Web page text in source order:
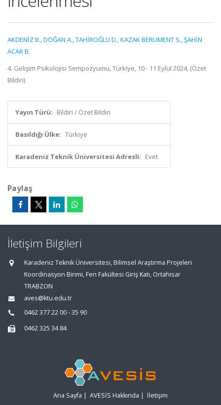
AKDENİZ B.,DOĞAN A.,TAHİROĞLU D.,KAZAK BERUMENT S.,ŞAHİN
ACAR B.
4. Gelişim Psikolojisi Sempozyumu, Türkiye, 10 - 11 Eylül 2024, (Özet
Bildiri)
Yayın Türü: Bildiri / Özet Bildiri
Basıldığı Ülke: Türkiye
Karadeniz Teknik Üniversitesi Adresli: Evet
Paylaş
İletişim Bilgileri
Karadeniz Teknik Üniversitesi, Bilimsel Araştırma Projeleri
Koordinasyon Birimi, Fen Fakültesi Giriş Katı, Ortahisar
TRABZON
aves@ktu.edu.tr
0462 377 22 00 - 35 90
0462 325 34 84
Ana Sayfa | AVESİS Hakkında | İletişim